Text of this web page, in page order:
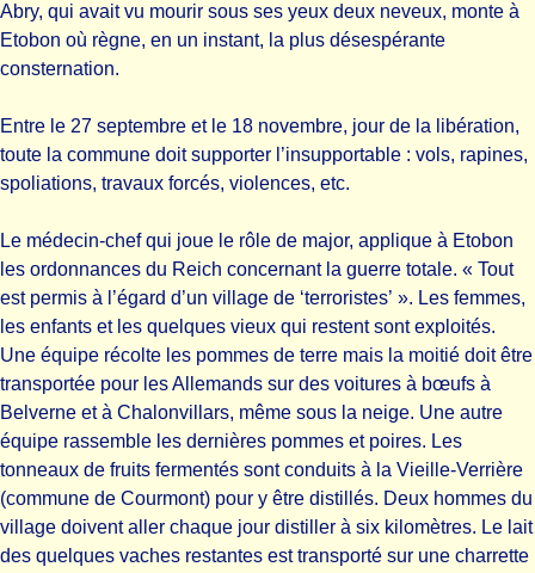
Abry, qui avait vu mourir sous ses yeux deux neveux, monte à
Etobon où règne, en un instant, la plus désespérante
consternation.
Entre le 27 septembre et le 18 novembre, jour de la libération,
toute la commune doit supporter l’insupportable : vols, rapines,
spoliations, travaux forcés, violences, etc.
Le médecin-chef qui joue le rôle de major, applique à Etobon
les ordonnances du Reich concernant la guerre totale. « Tout
est permis à l’égard d’un village de ‘terroristes’ ». Les femmes,
les enfants et les quelques vieux qui restent sont exploités.
Une équipe récolte les pommes de terre mais la moitié doit être
transportée pour les Allemands sur des voitures à bœufs à
Belverne et à Chalonvillars, même sous la neige. Une autre
équipe rassemble les dernières pommes et poires. Les
tonneaux de fruits fermentés sont conduits à la Vieille-Verrière
(commune de Courmont) pour y être distillés. Deux hommes du
village doivent aller chaque jour distiller à six kilomètres. Le lait
des quelques vaches restantes est transporté sur une charrette